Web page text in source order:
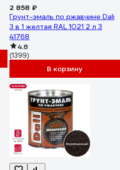
2 858 ₽
Грунт-эмаль по ржавчине Dali
3 в 1 желтая RAL 1021 2 л 3
41768
4.8
(1399)
В корзину